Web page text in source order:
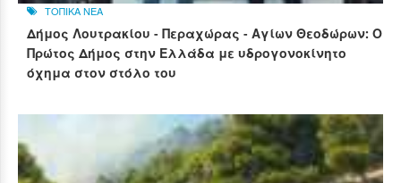
ΤΟΠΙΚΑ ΝΕΑ
Δήμος Λουτρακίου - Περαχώρας - Αγίων Θεοδώρων: Ο
Πρώτος Δήμος στην Ελλάδα με υδρογονοκίνητο
όχημα στον στόλο του